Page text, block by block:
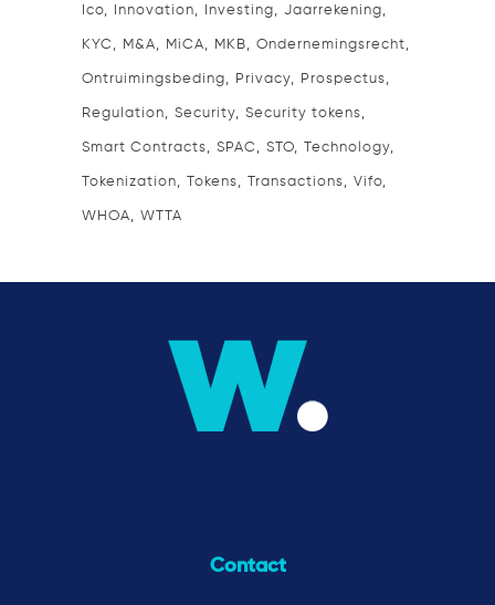
Ico Innovation Investing Jaarrekening
KYC M&A MiCA MKB Ondernemingsrecht
Ontruimingsbeding Privacy Prospectus
Regulation Security Security tokens
Smart Contracts SPAC STO Technology
Tokenization Tokens Transactions Vifo
WHOA WTTA
Contact